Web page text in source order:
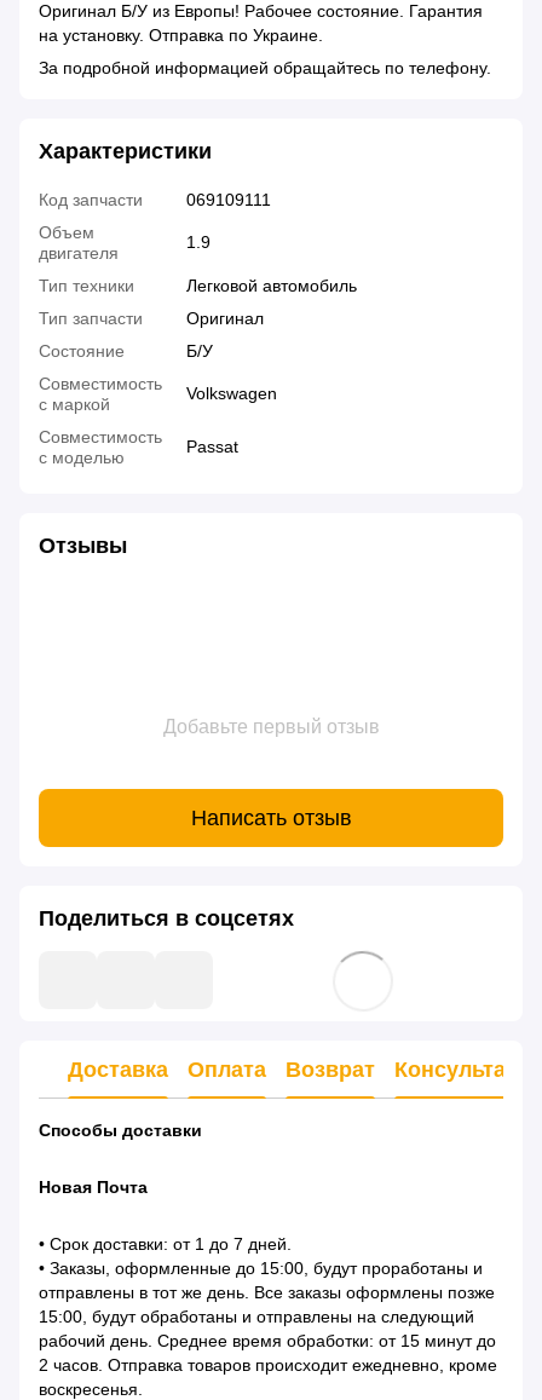
Оригинал Б/У из Европы! Рабочее состояние. Гарантия
на установку. Отправка по Украине.
За подробной информацией обращайтесь по телефону.
Характеристики
Код запчасти
069109111
Объем
двигателя
1.9
Тип техники
Легковой автомобиль
Тип запчасти
Оригинал
Состояние
Б/У
Совместимость
с маркой
Volkswagen
Совместимость
с моделью
Passat
Отзывы
Добавьте первый отзыв
Написать отзыв
Поделиться в соцсетях
Доставка Оплата Возврат
Способы доставки
Новая Почта
• Срок доставки: от 1 до 7 дней.
• Заказы, оформленные до 15:00, будут проработаны и
отправлены в тот же день. Все заказы оформлены позже
15:00, будут обработаны и отправлены на следующий
рабочий день. Среднее время обработки: от 15 минут до
2 часов. Отправка товаров происходит ежедневно, кроме
воскресенья.